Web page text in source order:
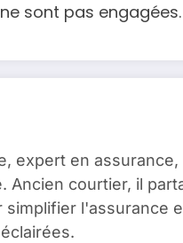
sont pas engagées.
expert en
Ancien courtier, il
simplifier l'assurance